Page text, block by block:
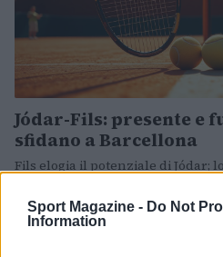
Sport Magazine - Do Not
Information
Jódar-Fils: presente e
sfidano a Barcellona
Fils elogia il potenziale di Jódar;
Andrea Innocenti · 18 Apr 2026